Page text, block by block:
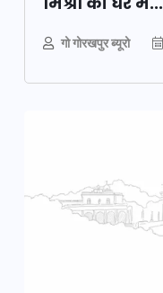
गो गोरखपुर ब्यूरो